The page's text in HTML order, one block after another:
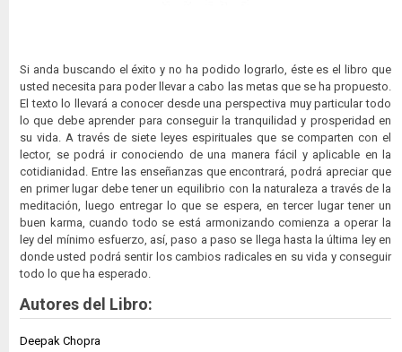
Si anda buscando el éxito y no ha podido lograrlo, éste es el libro que
usted necesita para poder llevar a cabo las metas que se ha propuesto.
El texto lo llevará a conocer desde una perspectiva muy particular todo
lo que debe aprender para conseguir la tranquilidad y prosperidad en
su vida. A través de siete leyes espirituales que se comparten con el
lector, se podrá ir conociendo de una manera fácil y aplicable en la
cotidianidad. Entre las enseñanzas que encontrará, podrá apreciar que
en primer lugar debe tener un equilibrio con la naturaleza a través de la
meditación, luego entregar lo que se espera, en tercer lugar tener un
buen karma, cuando todo se está armonizando comienza a operar la
ley del mínimo esfuerzo, así, paso a paso se llega hasta la última ley en
donde usted podrá sentir los cambios radicales en su vida y conseguir
todo lo que ha esperado.
Autores del Libro:
Deepak Chopra